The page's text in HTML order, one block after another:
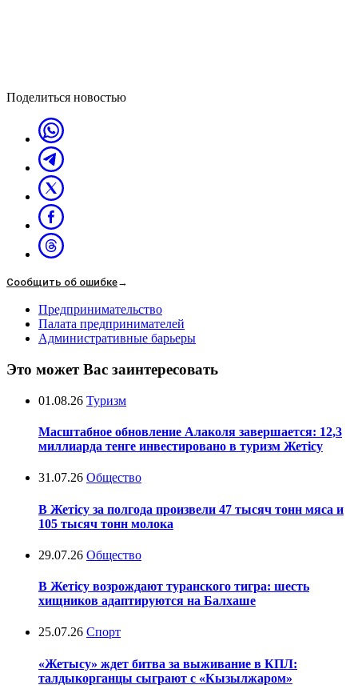
Поделиться новостью
Сообщить об ошибке→
Предпринимательство
Палата предпринимателей
Административные барьеры
Это может Вас заинтересовать
01.08.26 Туризм
Масштабное обновление Алаколя завершается: 12,3
миллиарда тенге инвестировано в туризм Жетісу
31.07.26 Общество
В Жетісу за полгода произвели 47 тысяч тонн мяса и
105 тысяч тонн молока
29.07.26 Общество
В Жетісу возрождают туранского тигра: шесть
хищников адаптируются на Балхаше
25.07.26 Спорт
«Жетысу» ждет битва за выживание в КПЛ:
талдыкорганцы сыграют с «Кызылжаром»